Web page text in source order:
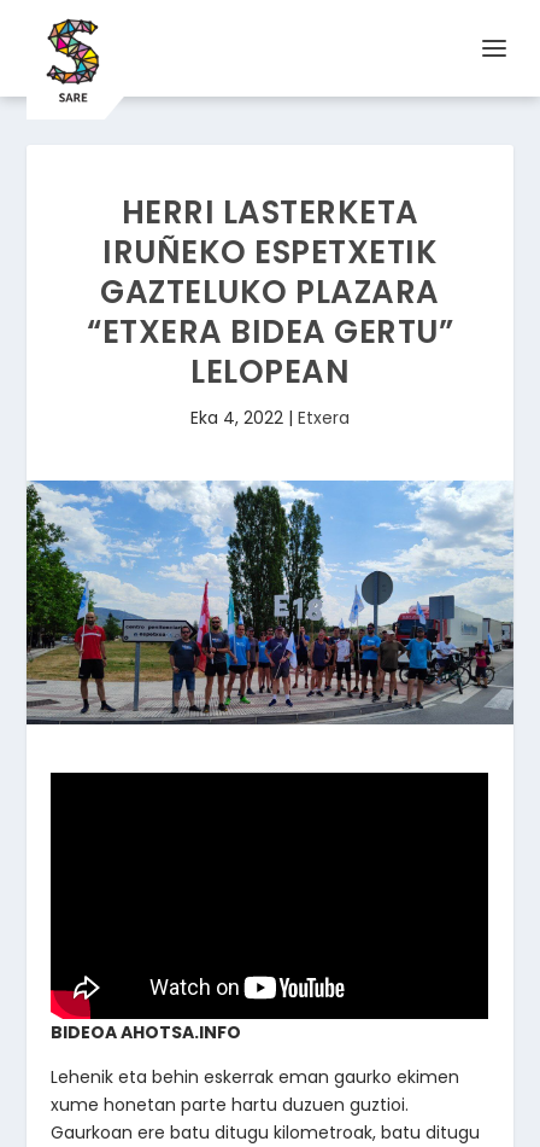
HERRI LASTERKETA
IRUÑEKO ESPETXETIK
GAZTELUKO PLAZARA
“ETXERA BIDEA GERTU”
LELOPEAN
Eka 4, 2022 | Etxera
BIDEOA AHOTSA.INFO
Lehenik eta behin eskerrak eman gaurko ekimen
xume honetan parte hartu duzuen guztioi.
Gaurkoan ere batu ditugu kilometroak, batu ditugu